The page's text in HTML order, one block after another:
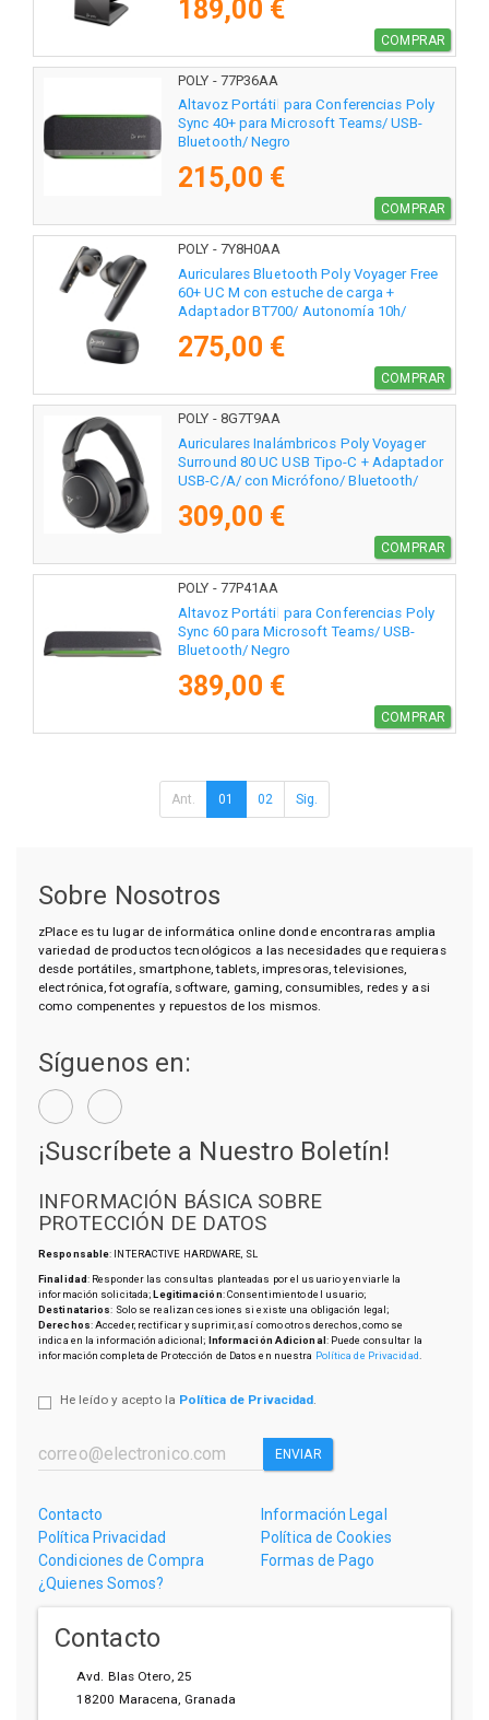
189,00 €
COMPRAR
POLY - 77P36AA
Altavoz Portátil para Conferencias Poly
Sync 40+ para Microsoft Teams/ USB-
Bluetooth/ Negro
215,00 €
COMPRAR
POLY - 7Y8H0AA
Auriculares Bluetooth Poly Voyager Free
60+ UC M con estuche de carga +
Adaptador BT700/ Autonomía 10h/
275,00 €
COMPRAR
POLY - 8G7T9AA
Auriculares Inalámbricos Poly Voyager
Surround 80 UC USB Tipo-C + Adaptador
USB-C/A/ con Micrófono/ Bluetooth/
309,00 €
COMPRAR
POLY - 77P41AA
Altavoz Portátil para Conferencias Poly
Sync 60 para Microsoft Teams/ USB-
Bluetooth/ Negro
389,00 €
COMPRAR
Ant. 01 02 Sig.
Sobre Nosotros
zPlace es tu lugar de informática online donde encontraras amplia
variedad de productos tecnológicos a las necesidades que requieras
desde portátiles, smartphone, tablets, impresoras, televisiones,
electrónica, fotografía, software, gaming, consumibles, redes y asi
como compenentes y repuestos de los mismos.
Síguenos en:
¡Suscríbete a Nuestro Boletín!
INFORMACIÓN BÁSICA SOBRE
PROTECCIÓN DE DATOS
Responsable: INTERACTIVE HARDWARE, SL
Finalidad: Responder las consultas planteadas por el usuario y enviarle la
información solicitada; Legitimación: Consentimiento del usuario;
Destinatarios: Solo se realizan cesiones si existe una obligación legal;
Derechos: Acceder, rectificar y suprimir, así como otros derechos, como se
indica en la información adicional; Información Adicional : Puede consultar la
información completa de Protección de Datos en nuestra Política de Privacidad.
He leído y acepto la Política de Privacidad
ENVIAR
Contacto
Información Legal
Política Privacidad
Política de Cookies
Condiciones de Compra
Formas de Pago
¿Quienes Somos?
Contacto
Avd. Blas Otero, 25
18200 Maracena Granada